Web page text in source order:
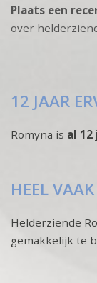
Plaats een
over
12 JAAR
Romyna is al 12
HEEL
Helderziende
gemakkelijk te